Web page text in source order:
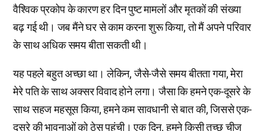
वैश्विक प्रकोप के कारण हर दिन पुष्ट मामलों और मृतकों की संख्या
बढ़ गई थी। जब मैंने घर से काम करना शुरू किया, तो मैं अपने परिवार
के साथ अधिक समय बीता सकती थी।
यह पहले बहुत अच्छा था। लेकिन, जैसे-जैसे समय बीतता गया, मेरा
मेरे पति के साथ अक्सर विवाद होने लगा। जैसा कि हमने एक-दूसरे के
साथ सहज महसूस किया, हमने कम सावधानी से बात की, जिससे एक-
दूसरे की भावनाओं को ठेस पहुंची। एक दिन, हमने किसी तुच्छ चीज